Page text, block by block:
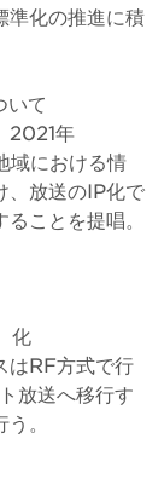
準化の推進に積
いて
2021年
域における情
、放送のIP化で
ことを提唱。
化
はRF方式で行
放送へ移行す
。